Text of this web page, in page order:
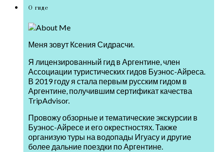
О гиде
Меня зовут Ксения Сидрасчи.
Я лицензированный гид в Аргентине, член
Ассоциации туристических гидов Буэнос-Айреса.
В 2019 году я стала первым русским гидом в
Аргентине, получившим сертификат качества
TripAdvisor.
Провожу обзорные и тематические экскурсии в
Буэнос-Айресе и его окрестностях. Также
организую туры на водопады Игуасу и другие
более дальние поездки по Аргентине.